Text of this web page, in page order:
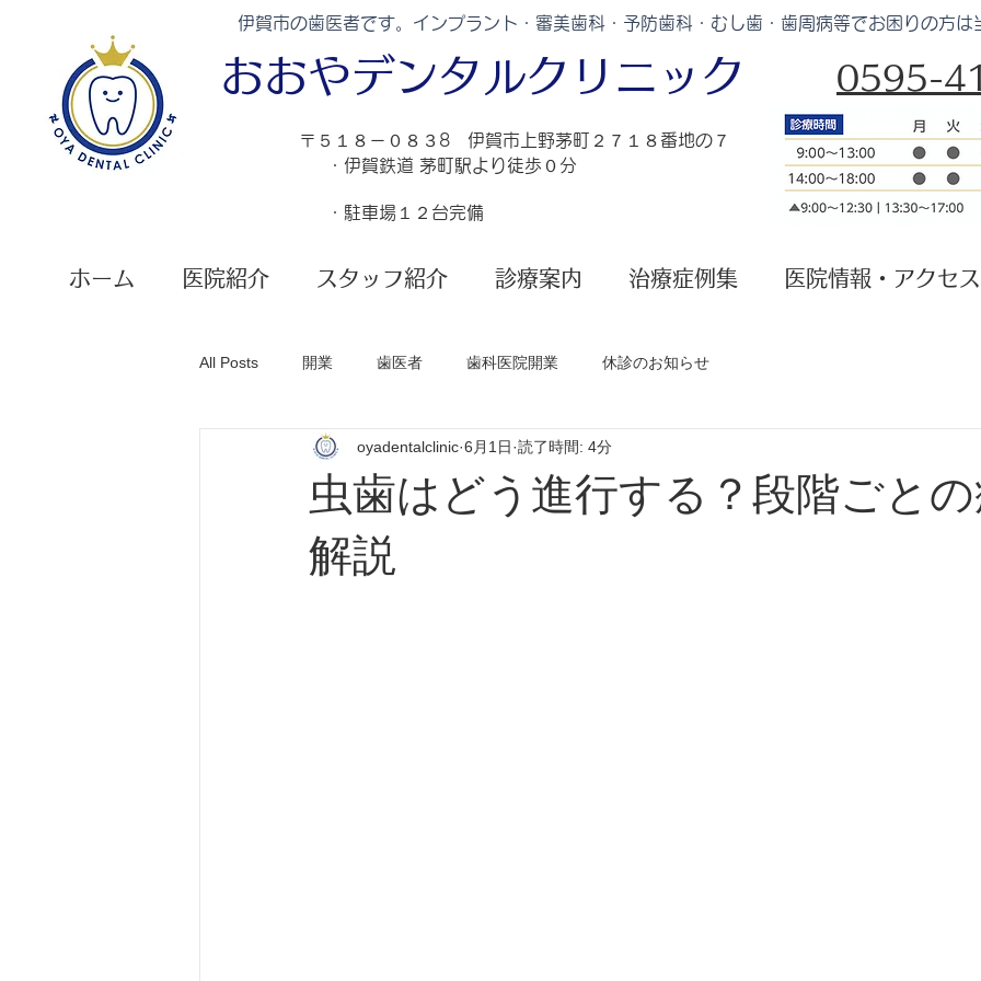
伊賀市の歯医者です。インプラント・審美歯科・予防歯科・むし歯・歯周病等でお困りの方は
​おおやデンタルクリニック
​〒５１８－０８３8 伊賀市上野茅町２７１８番地の７
・伊賀鉄道 茅町駅より徒歩０分
・駐車場１２台完備
0595-
ホーム 医院紹介 スタッフ紹介 診療案内 治療症例集 医院情報・アクセス
All Posts 開業 歯医者 歯科医院開業 休診のお知らせ
虫歯はどう進行する？段階ごと
解説
oyadentalclinic 6月1日 読了時間: 4分